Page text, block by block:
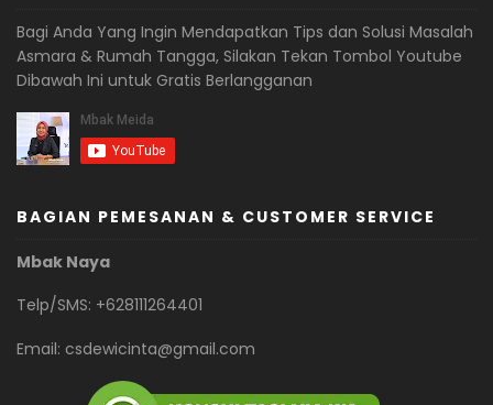
Bagi Anda Yang Ingin Mendapatkan Tips dan Solusi Masalah
Asmara & Rumah Tangga, Silakan Tekan Tombol Youtube
Dibawah Ini untuk Gratis Berlangganan
BAGIAN PEMESANAN & CUSTOMER SERVICE
Mbak Naya
Telp/SMS: +628111264401
Email: csdewicinta@gmail.com